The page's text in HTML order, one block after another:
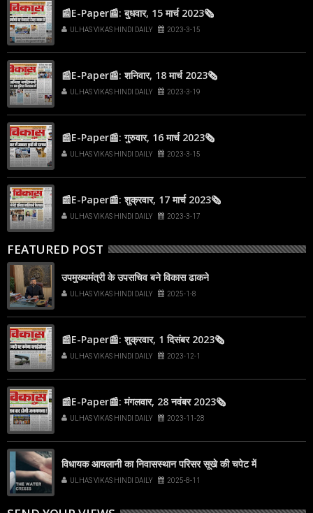
📰E-Paper📰: बुधवार, 15 मार्च 2023🗞
ULHAS VIKAS HINDI DAILY 2023-3-15
📰E-Paper📰: शनिवार, 18 मार्च 2023🗞
ULHAS VIKAS HINDI DAILY 2023-3-19
📰E-Paper📰: गुरुवार, 16 मार्च 2023🗞
ULHAS VIKAS HINDI DAILY 2023-3-15
📰E-Paper📰: शुक्रवार, 17 मार्च 2023🗞
ULHAS VIKAS HINDI DAILY 2023-3-17
FEATURED POST
उपमुख्यमंत्री के उपसचिव बने विकास ढाकने
ULHAS VIKAS HINDI DAILY 2025-1-8
📰E-Paper📰: शुक्रवार, 1 दिसंबर 2023🗞
ULHAS VIKAS HINDI DAILY 2023-12-1
📰E-Paper📰: मंगलवार, 28 नवंबर 2023🗞
ULHAS VIKAS HINDI DAILY 2023-11-28
विधायक आयलानी का निवासस्थान परिसर सूखे की चपेट में
ULHAS VIKAS HINDI DAILY 2025-8-11